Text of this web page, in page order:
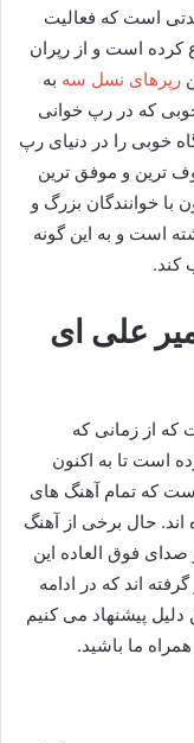
است که فعالیت
است و از رپران
رپرهای نسل سه به
که در رپ خوانی
خوبی را در دنیای رپ
ترین و موفق‌ ترین
با خوانندگان بزرگ و
است و به این گونه
کند.
علی ای
که از زمانی که
است تا به اکنون
که تمام آهنگ های
اند. حال برخی از آهنگ
فوق العاده این
اند که در ادامه
پیشنهاد می کنیم
ما باشید.